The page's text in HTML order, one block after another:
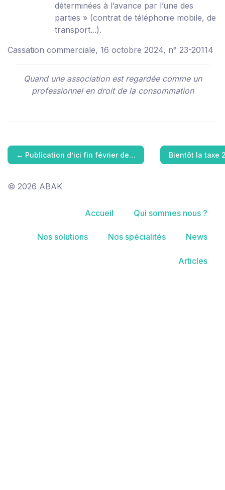
déterminées à l’avance par l’une des
parties » (contrat de téléphonie mobile, de
transport...).
Cassation commerciale, 16 octobre 2024, n° 23-20114
Quand une association est regardée comme un
professionnel en droit de la consommation
← Publication d’ici fin février de… Bientôt la taxe
© 2026 ABAK
Accueil Qui sommes nous ?
Nos solutions Nos spécialités News
Articles